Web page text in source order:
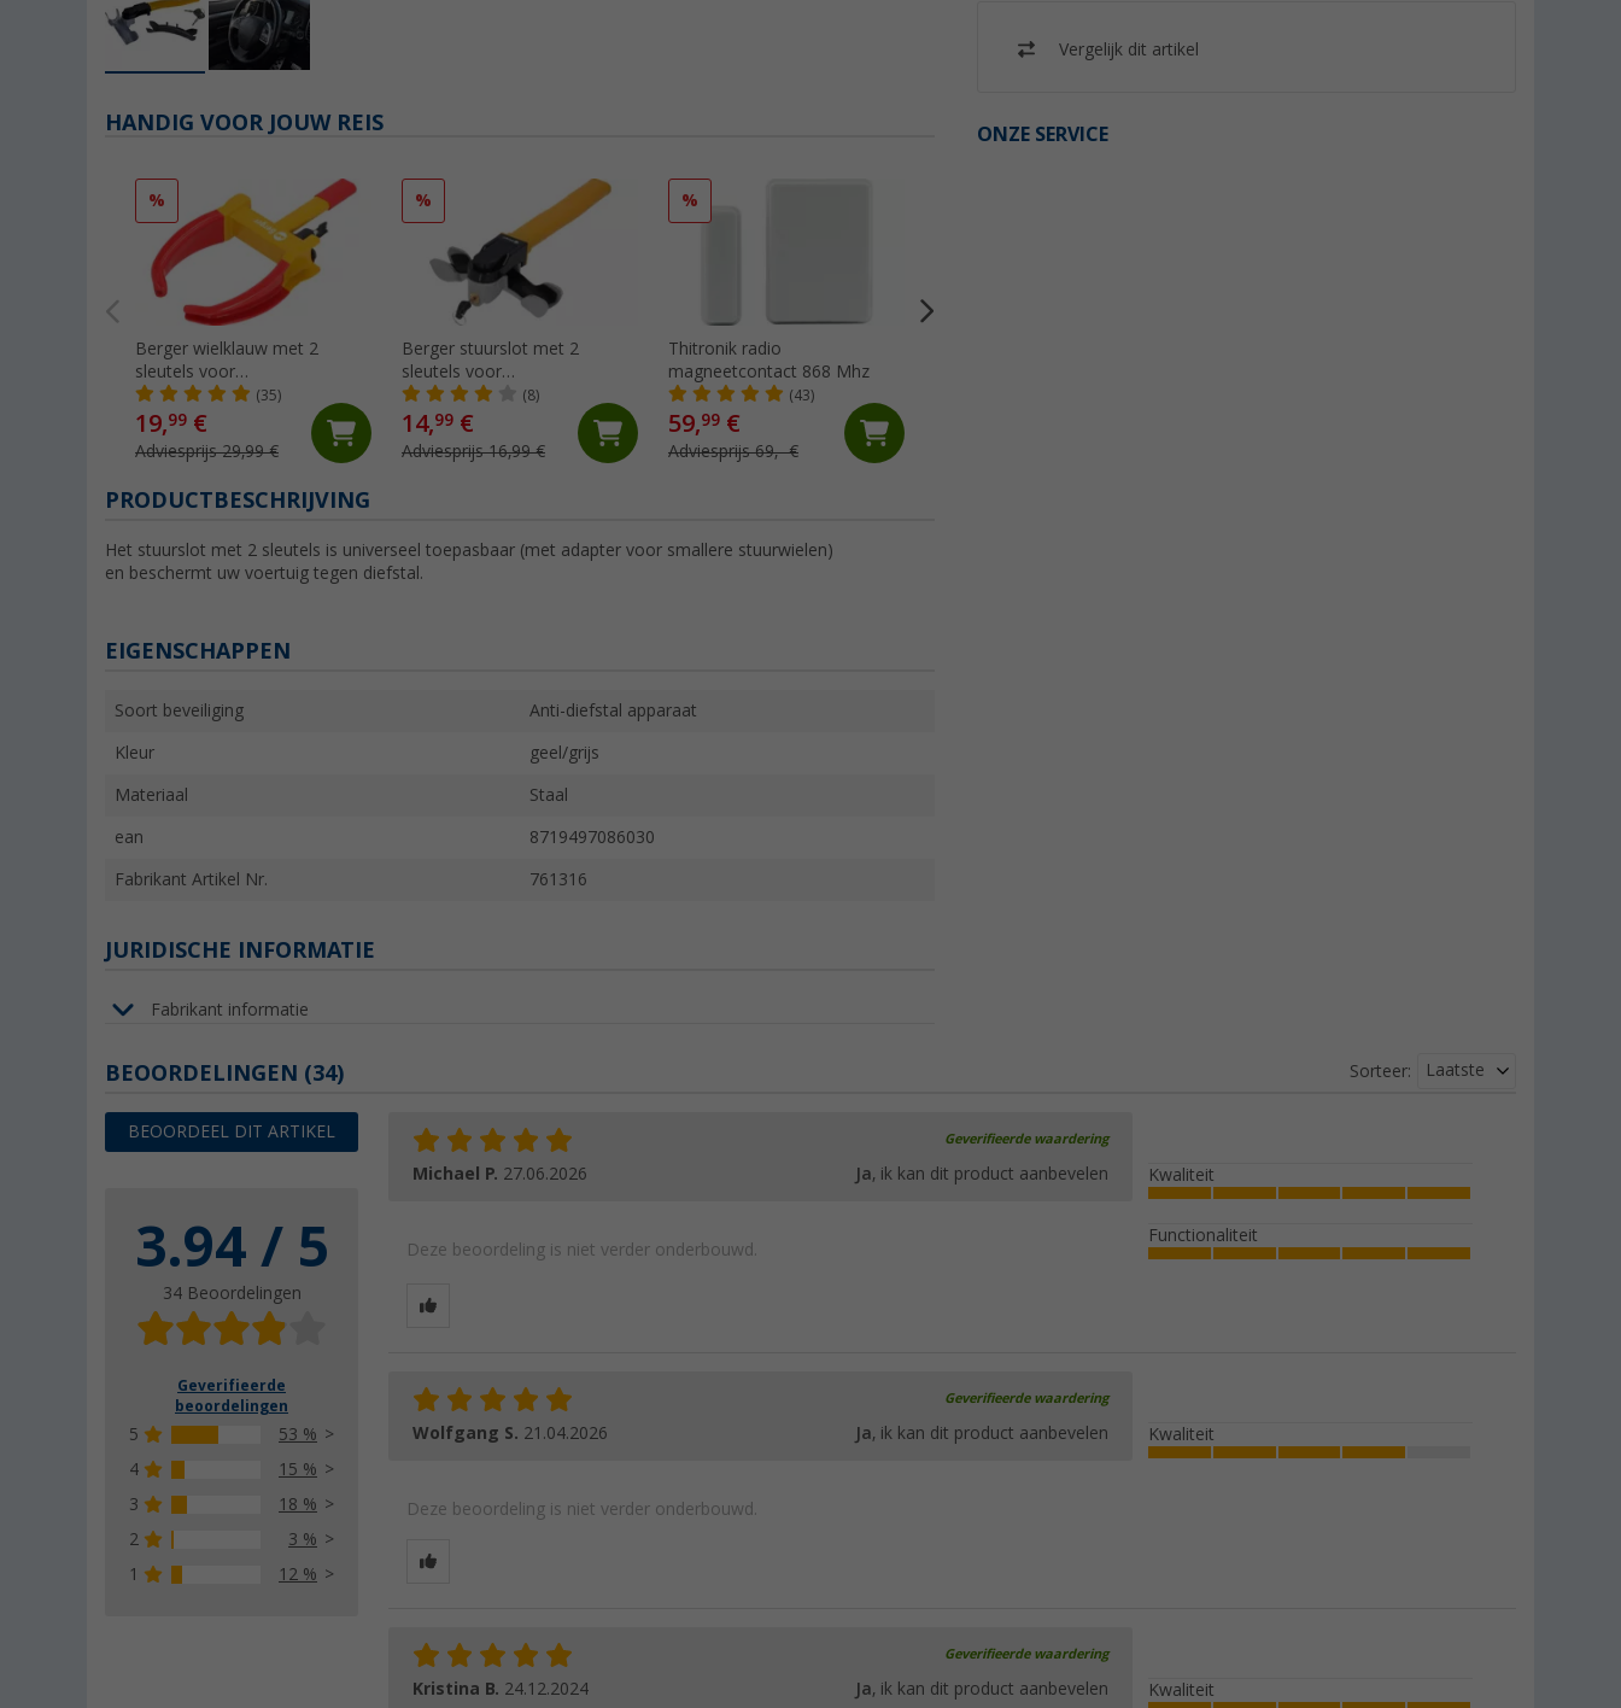
Vergelijk dit artikel
ONZE SERVICE
HANDIG VOOR JOUW REIS
%
Berger wielklauw met 2
sleutels voor
diefstalbeveiliging
(35)
19,99 €
Adviesprijs 29,99 €
%
Berger stuurslot met 2
sleutels voor
diefstalbeveiliging
(8)
14,99 €
Adviesprijs 16,99 €
%
Thitronik radio
magneetcontact 868 Mhz
(43)
59,99 €
Adviesprijs 69,- €
PRODUCTBESCHRIJVING
Het stuurslot met 2 sleutels is universeel toepasbaar (met adapter voor smallere stuurwielen)
en beschermt uw voertuig tegen diefstal.
EIGENSCHAPPEN
Soort beveiliging Anti-diefstal apparaat
Kleur geel/grijs
Materiaal Staal
ean 8719497086030
Fabrikant Artikel Nr. 761316
JURIDISCHE INFORMATIE
Fabrikant informatie
BEOORDELINGEN (34)
BEOORDEEL DIT ARTIKEL
3.94 / 5
34 Beoordelingen
Geverifieerde
beoordelingen
5
53 %
4
15 %
3
18 %
2
3 %
1
12 %
Sorteer: Laatste
Geverifieerde waardering
Michael P. 27.06.2026 Ja, ik kan dit product aanbevelen
Deze beoordeling is niet verder onderbouwd.
Kwaliteit
Functionaliteit
Geverifieerde waardering
Wolfgang S. 21.04.2026 Ja, ik kan dit product aanbevelen
Deze beoordeling is niet verder onderbouwd.
Kwaliteit
Geverifieerde waardering
Kristina B. 24.12.2024 Ja, ik kan dit product aanbevelen Kwaliteit